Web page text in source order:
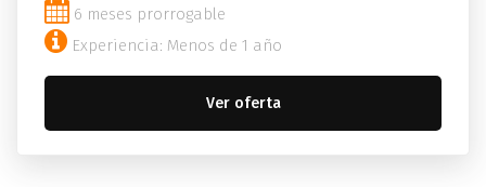
6 meses prorrogable
Experiencia: Menos de 1 año
Ver oferta